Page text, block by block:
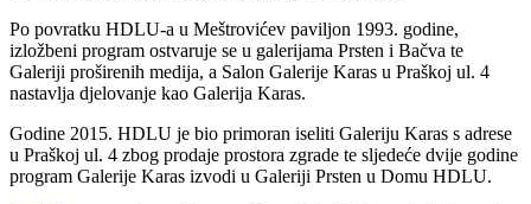
Po povratku HDLU-a u Meštrovićev paviljon 1993. godine,
izložbeni program ostvaruje se u galerijama Prsten i Bačva te
Galeriji proširenih medija, a Salon Galerije Karas u Praškoj ul. 4
nastavlja djelovanje kao Galerija Karas.
Godine 2015. HDLU je bio primoran iseliti Galeriju Karas s adrese
u Praškoj ul. 4 zbog prodaje prostora zgrade te sljedeće dvije godine
program Galerije Karas izvodi u Galeriji Prsten u Domu HDLU.